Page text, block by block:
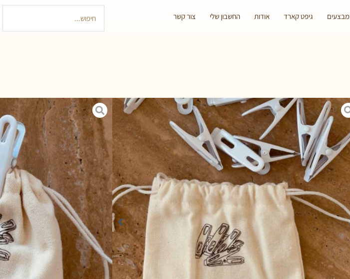
מבצעים גיפט קארד אודות החשבון שלי צור קשר